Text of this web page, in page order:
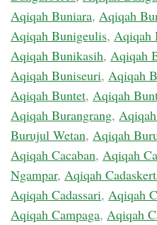
Aqiqah Buniara, Aqiqah
Aqiqah Bunigeulis, Aqiqah
Aqiqah Bunikasih, Aqiqah
Aqiqah Buniseuri, Aqiqah
Aqiqah Buntet, Aqiqah
Aqiqah Burangrang,
Burujul Wetan, Aqiqah
Aqiqah Cacaban, Aqiqah
Ngampar, Aqiqah
Aqiqah Cadassari, Aqiqah
Aqiqah Campaga, Aqiqah